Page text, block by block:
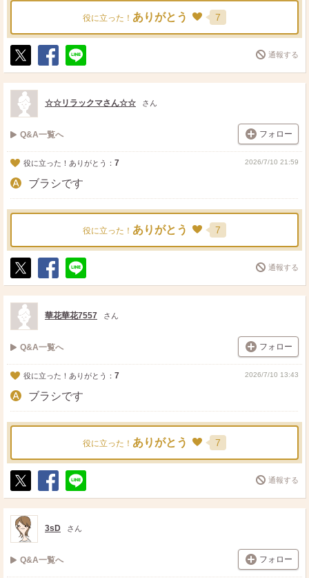
役に立った！ ありがとう 7
ポ
ス
ト
シ
ェ
送
る
通報する
☆☆リラックマさん☆☆ さん
Q&A一覧へ フォロー
役に立った！ありがとう： 7 2026/7/10 21:59
ブラシです
役に立った！ ありがとう 7
ポ
ス
ト
シ
ェ
送
る
通報する
華花華花7557 さん
Q&A一覧へ フォロー
役に立った！ありがとう： 7 2026/7/10 13:43
ブラシです
役に立った！ ありがとう 7
ポ
ス
ト
シ
ェ
送
る
通報する
3sD さん
Q&A一覧へ フォロー